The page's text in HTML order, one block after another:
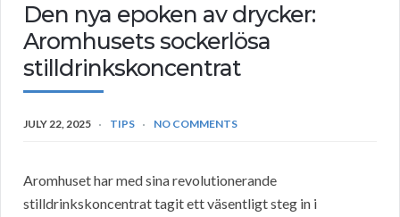
Den nya epoken av drycker:
Aromhusets sockerlösa
stilldrinkskoncentrat
JULY 22, 2025 TIPS NO COMMENTS
Aromhuset har med sina revolutionerande
stilldrinkskoncentrat tagit ett väsentligt steg in i